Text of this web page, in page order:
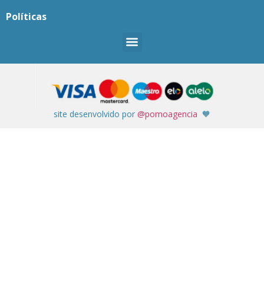
Políticas
site desenvolvido por @pomoagencia 🧡